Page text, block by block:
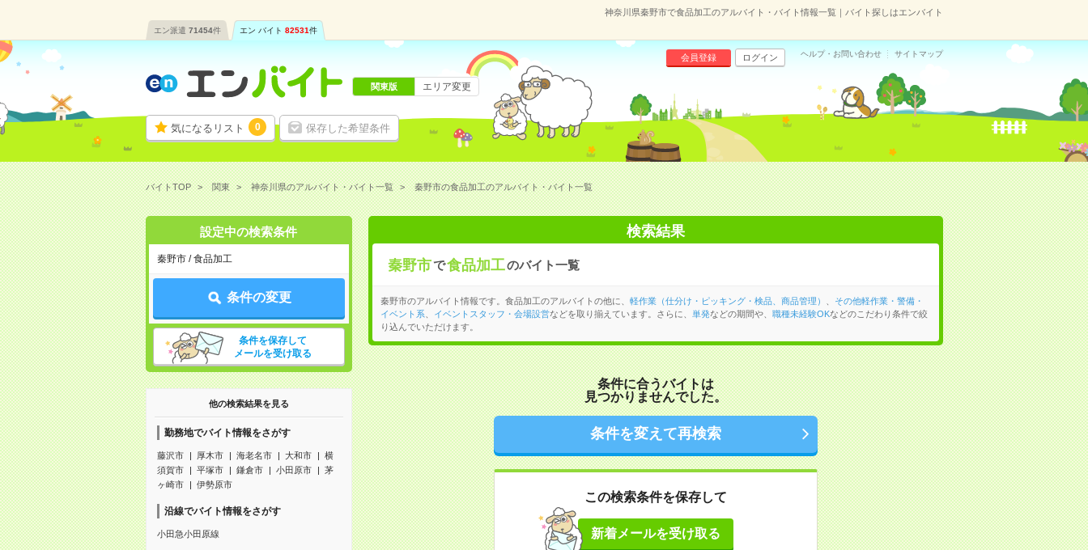
神奈川県秦野市で食品加工のアルバイト・バイト情報一覧｜バイト探しはエンバイト
エン派遣 71454件 エン バイト 82531件
気になるリスト 0 保存した希望条件
会員登録 ログイン ヘルプ・お問い合わせ サイトマップ
関東版 エリア変更
バイトTOP 関東 神奈川県のアルバイト・バイト一覧 秦野市の食品加工のアルバイト・バイト一覧
設定中の検索条件
秦野市 / 食品加工
条件の変更
条件を保存して
メールを受け取る
他の検索結果を見る
勤務地でバイト情報をさがす
藤沢市 厚木市 海老名市 大和市
横
須賀市
平塚市 鎌倉市 小田原市
茅
ヶ崎市
伊勢原市
沿線でバイト情報をさがす
小田急小田原線
検索結果
秦野市で食品加工のバイト一覧
秦野市のアルバイト情報です。食品加工のアルバイトの他に、 軽作業（仕分け・ピッキング・検品、商品管理）
その他軽作業・警備・
イベント系
イベントスタッフ・会場設営などを取り揃えています。さらに、 単発などの期間や、 職種未経験OKなどのこだわり条件で絞
り込んでいただけます。
条件に合うバイトは
見つかりませんでした。
条件を変えて再検索
この検索条件を保存して
新着メールを受け取る